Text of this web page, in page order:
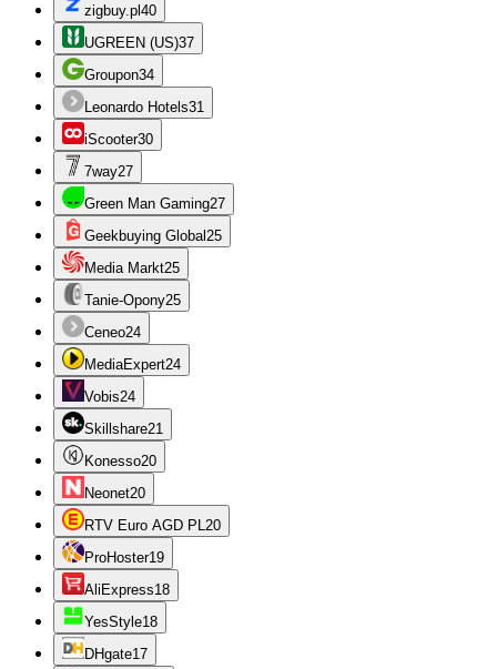
zigbuy.pl 40
UGREEN (US)37
Groupon34
Leonardo Hotels31
iScooter30
7way27
Green Man Gaming27
Geekbuying Global 25
Media Markt25
Tanie-Opony25
Ceneo24
MediaExpert24
Vobis24
Skillshare21
Konesso20
Neonet20
RTV Euro AGD PL 20
ProHoster19
AliExpress18
YesStyle18
DHgate17